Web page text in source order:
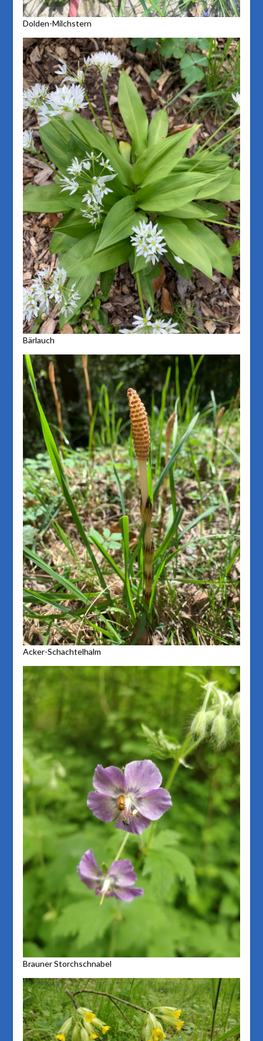
Dolden-Milchstern
Bärlauch
Acker-Schachtelhalm
Brauner Storchschnabel